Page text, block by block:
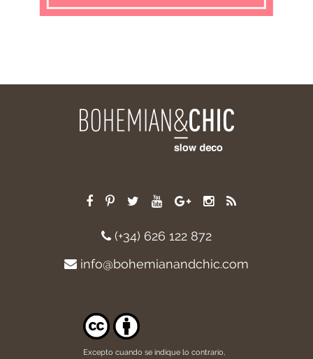
(+34) 626 122 872
info@bohemianandchic.com
Excepto cuando se indique lo contrario,